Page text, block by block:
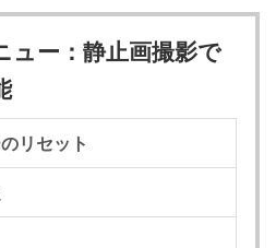
ュー：静止画撮影で
リセット